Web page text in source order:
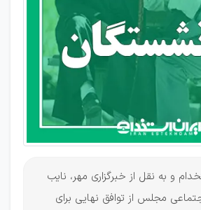
و به نقل از خبرگزاری مهر، نایب
مجلس از توافق نهایی برای